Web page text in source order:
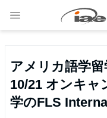
アメリカ語学
10/21 オンキャ
学のFLS